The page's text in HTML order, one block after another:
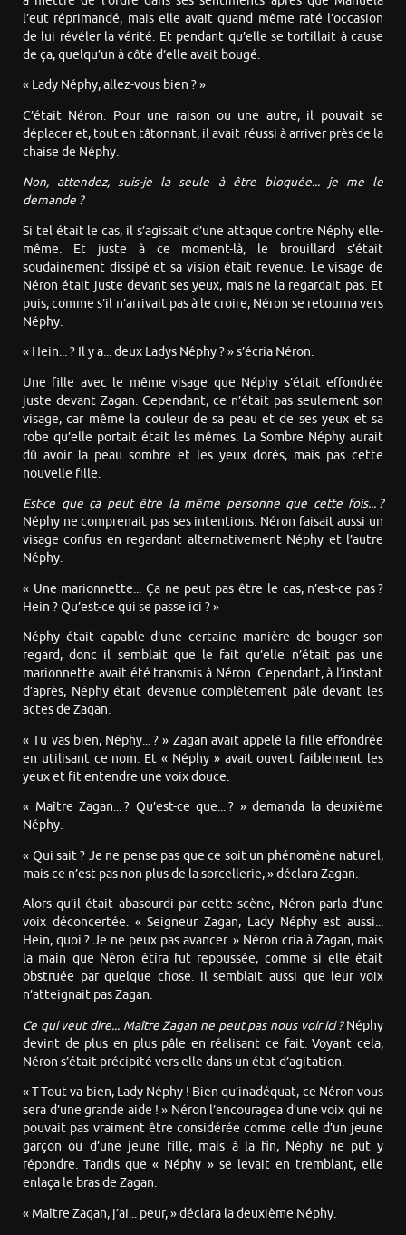
l’eut réprimandé, mais elle avait quand même raté l’occasion
de lui révéler la vérité. Et pendant qu’elle se tortillait à cause
de ça, quelqu’un à côté d’elle avait bougé.
« Lady Néphy, allez-vous bien ? »
C’était Néron. Pour une raison ou une autre, il pouvait se
déplacer et, tout en tâtonnant, il avait réussi à arriver près de la
chaise de Néphy.
Non, attendez, suis-je la seule à être bloquée... je me le
demande ?
Si tel était le cas, il s’agissait d’une attaque contre Néphy elle-
même. Et juste à ce moment-là, le brouillard s’était
soudainement dissipé et sa vision était revenue. Le visage de
Néron était juste devant ses yeux, mais ne la regardait pas. Et
puis, comme s’il n’arrivait pas à le croire, Néron se retourna vers
Néphy.
« Hein... ? Il y a... deux Ladys Néphy ? » s’écria Néron.
Une fille avec le même visage que Néphy s’était effondrée
juste devant Zagan. Cependant, ce n’était pas seulement son
visage, car même la couleur de sa peau et de ses yeux et sa
robe qu’elle portait était les mêmes. La Sombre Néphy aurait
dû avoir la peau sombre et les yeux dorés, mais pas cette
nouvelle fille.
Est-ce que ça peut être la même personne que cette fois... ?
Néphy ne comprenait pas ses intentions. Néron faisait aussi un
visage confus en regardant alternativement Néphy et l’autre
Néphy.
« Une marionnette... Ça ne peut pas être le cas, n’est-ce pas ?
Hein ? Qu’est-ce qui se passe ici ? »
Néphy était capable d’une certaine manière de bouger son
regard, donc il semblait que le fait qu’elle n’était pas une
marionnette avait été transmis à Néron. Cependant, à l’instant
d’après, Néphy était devenue complètement pâle devant les
actes de Zagan.
« Tu vas bien, Néphy... ? » Zagan avait appelé la fille effondrée
en utilisant ce nom. Et « Néphy » avait ouvert faiblement les
yeux et fit entendre une voix douce.
« Maître Zagan... ? Qu’est-ce que... ? » demanda la deuxième
Néphy.
« Qui sait ? Je ne pense pas que ce soit un phénomène naturel,
mais ce n’est pas non plus de la sorcellerie, » déclara Zagan.
Alors qu’il était abasourdi par cette scène, Néron parla d’une
voix déconcertée. « Seigneur Zagan, Lady Néphy est aussi...
Hein, quoi ? Je ne peux pas avancer. » Néron cria à Zagan, mais
la main que Néron étira fut repoussée, comme si elle était
obstruée par quelque chose. Il semblait aussi que leur voix
n’atteignait pas Zagan.
Ce qui veut dire... Maître Zagan ne peut pas nous voir ici ?Néphy
devint de plus en plus pâle en réalisant ce fait. Voyant cela,
Néron s’était précipité vers elle dans un état d’agitation.
« T-Tout va bien, Lady Néphy ! Bien qu’inadéquat, ce Néron vous
sera d’une grande aide ! » Néron l’encouragea d’une voix qui ne
pouvait pas vraiment être considérée comme celle d’un jeune
garçon ou d’une jeune fille, mais à la fin, Néphy ne put y
répondre. Tandis que « Néphy » se levait en tremblant, elle
enlaça le bras de Zagan.
« Maître Zagan, j’ai... peur, » déclara la deuxième Néphy.